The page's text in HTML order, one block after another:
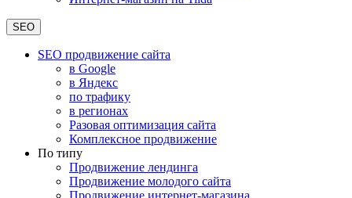
SEO
SEO продвижение сайта
в Google
в Яндекс
по трафику
в регионах
Разовая оптимизация сайта
Комплексное продвижение
По типу
Продвижение лендинга
Продвижение молодого сайта
Продвижение интернет-магазина